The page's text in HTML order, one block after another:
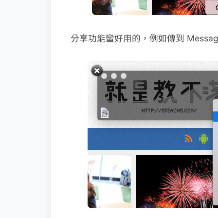
分享功能蠻好用的，例如傳到